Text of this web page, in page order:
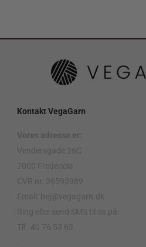
Kontakt VegaGarn
Vores adresse er:
Vendersgade 26C
7000 Fredericia
CVR nr. 36593989
Email: hej@vegagarn.dk
Ring eller send SMS til os på:
Tlf. 40 76 53 63